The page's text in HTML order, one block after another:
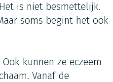
is niet besmettelijk.
soms begint het ook
kunnen ze eczeem
Vanaf de